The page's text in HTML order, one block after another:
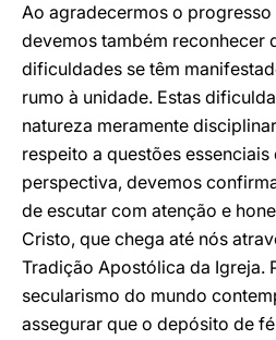
Ao agradecermos o progresso
devemos também reconhecer
dificuldades se têm
rumo à unidade. Estas
natureza meramente
respeito a questões
perspectiva, devemos
de escutar com atenção e
Cristo, que chega até nós
Tradição Apostólica da Igreja.
secularismo do mundo
assegurar que o depósito de